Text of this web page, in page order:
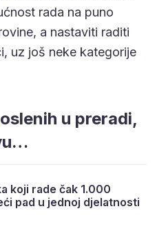
rada na puno
a nastaviti raditi
uz još neke kategorije
u preradi,
koji rade čak 1.000
pad u jednoj djelatnosti